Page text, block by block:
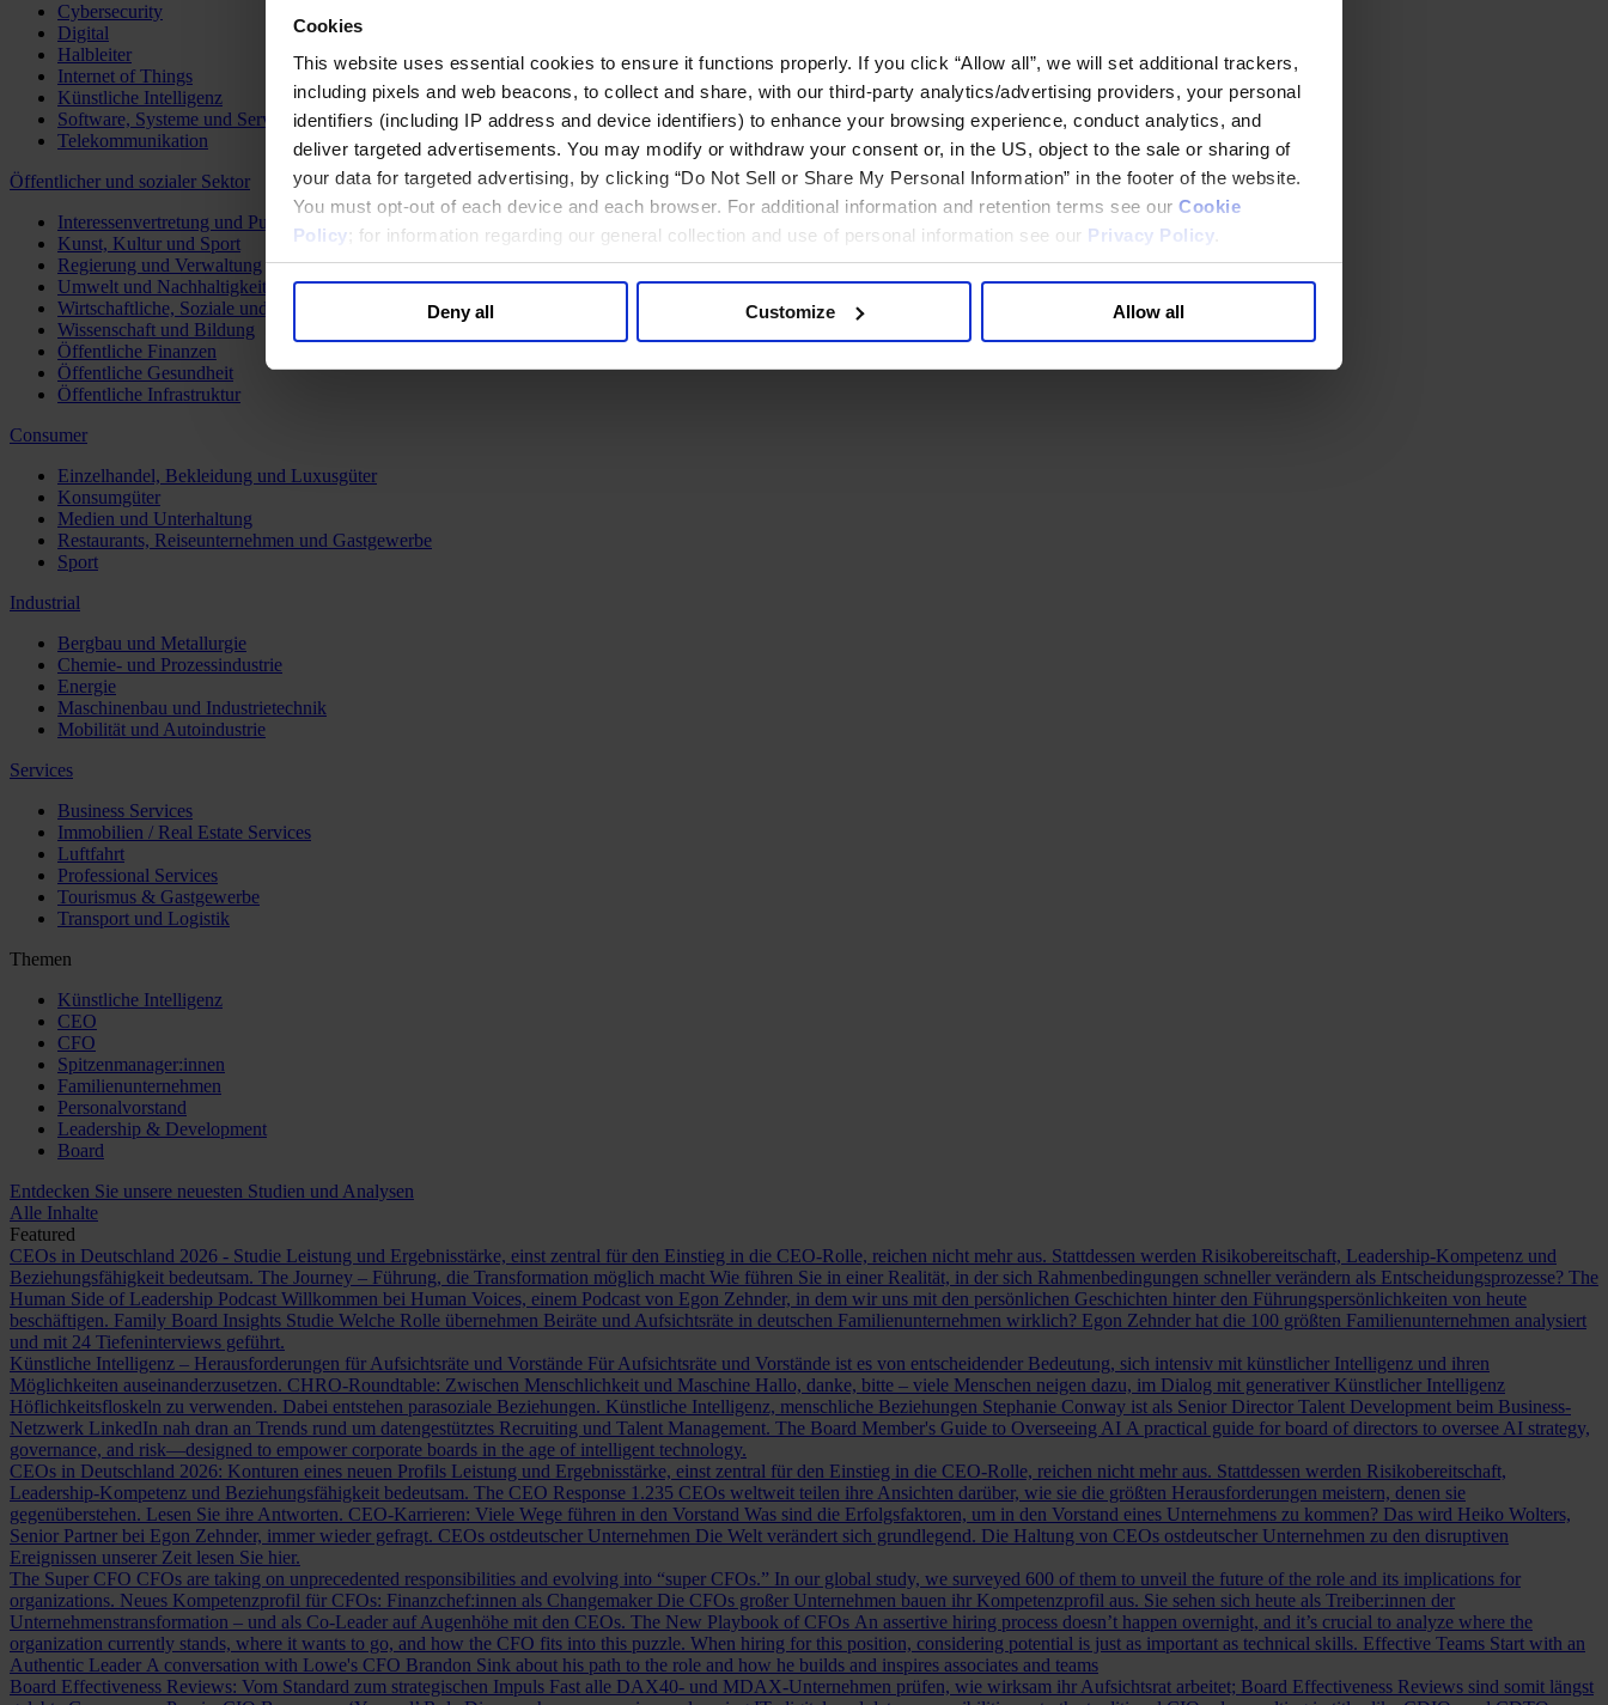
Cookies
This website uses essential cookies to ensure it functions properly. If you click “Allow all”, we will set additional trackers,
including pixels and web beacons, to collect and share, with our third-party analytics/advertising providers, your personal
identifiers (including IP address and device identifiers) to enhance your browsing experience, conduct analytics, and
deliver targeted advertisements. You may modify or withdraw your consent or, in the US, object to the sale or sharing of
your data for targeted advertising, by clicking “Do Not Sell or Share My Personal Information” in the footer of the website.
You must opt-out of each device and each browser. For additional information and retention terms see our Cookie
Policy; for information regarding our general collection and use of personal information see our Privacy Policy
Deny all Customize Allow all
Cybersecurity
Digital
Halbleiter
Internet of Things
Künstliche Intelligenz
Software, Systeme und Services
Telekommunikation
Öffentlicher und sozialer Sektor
Interessenvertretung und Public Affairs
Kunst, Kultur und Sport
Regierung und Verwaltung
Umwelt und Nachhaltigkeit
Wirtschaftliche, Soziale und Humanitäre Entwicklung
Wissenschaft und Bildung
Öffentliche Finanzen
Öffentliche Gesundheit
Öffentliche Infrastruktur
Consumer
Einzelhandel, Bekleidung und Luxusgüter
Konsumgüter
Medien und Unterhaltung
Restaurants, Reiseunternehmen und Gastgewerbe
Sport
Industrial
Bergbau und Metallurgie
Chemie- und Prozessindustrie
Energie
Maschinenbau und Industrietechnik
Mobilität und Autoindustrie
Services
Business Services
Immobilien / Real Estate Services
Luftfahrt
Professional Services
Tourismus & Gastgewerbe
Transport und Logistik
Themen
Künstliche Intelligenz
CEO
CFO
Spitzenmanager:innen
Familienunternehmen
Personalvorstand
Leadership & Development
Board
Entdecken Sie unsere neuesten Studien und Analysen
Alle Inhalte
Featured
CEOs in Deutschland 2026 - Studie Leistung und Ergebnisstärke, einst zentral für den Einstieg in die CEO-Rolle, reichen nicht mehr aus. Stattdessen werden Risikobereitschaft, Leadership-Kompetenz und
Beziehungsfähigkeit bedeutsam. The Journey – Führung, die Transformation möglich macht Wie führen Sie in einer Realität, in der sich Rahmenbedingungen schneller verändern als Entscheidungsprozesse? The
Human Side of Leadership Podcast Willkommen bei Human Voices, einem Podcast von Egon Zehnder, in dem wir uns mit den persönlichen Geschichten hinter den Führungspersönlichkeiten von heute
beschäftigen. Family Board Insights Studie Welche Rolle übernehmen Beiräte und Aufsichtsräte in deutschen Familienunternehmen wirklich? Egon Zehnder hat die 100 größten Familienunternehmen analysiert
und mit 24 Tiefeninterviews geführt.
Künstliche Intelligenz – Herausforderungen für Aufsichtsräte und Vorstände Für Aufsichtsräte und Vorstände ist es von entscheidender Bedeutung, sich intensiv mit künstlicher Intelligenz und ihren
Möglichkeiten auseinanderzusetzen. CHRO-Roundtable: Zwischen Menschlichkeit und Maschine Hallo, danke, bitte – viele Menschen neigen dazu, im Dialog mit generativer Künstlicher Intelligenz
Höflichkeitsfloskeln zu verwenden. Dabei entstehen parasoziale Beziehungen. Künstliche Intelligenz, menschliche Beziehungen Stephanie Conway ist als Senior Director Talent Development beim Business-
Netzwerk LinkedIn nah dran an Trends rund um datengestütztes Recruiting und Talent Management. The Board Member's Guide to Overseeing AI A practical guide for board of directors to oversee AI strategy,
governance, and risk—designed to empower corporate boards in the age of intelligent technology.
CEOs in Deutschland 2026: Konturen eines neuen Profils Leistung und Ergebnisstärke, einst zentral für den Einstieg in die CEO-Rolle, reichen nicht mehr aus. Stattdessen werden Risikobereitschaft,
Leadership-Kompetenz und Beziehungsfähigkeit bedeutsam. The CEO Response 1.235 CEOs weltweit teilen ihre Ansichten darüber, wie sie die größten Herausforderungen meistern, denen sie
gegenüberstehen. Lesen Sie ihre Antworten. CEO-Karrieren: Viele Wege führen in den Vorstand Was sind die Erfolgsfaktoren, um in den Vorstand eines Unternehmens zu kommen? Das wird Heiko Wolters,
Senior Partner bei Egon Zehnder, immer wieder gefragt. CEOs ostdeutscher Unternehmen Die Welt verändert sich grundlegend. Die Haltung von CEOs ostdeutscher Unternehmen zu den disruptiven
Ereignissen unserer Zeit lesen Sie hier.
The Super CFO CFOs are taking on unprecedented responsibilities and evolving into “super CFOs.” In our global study, we surveyed 600 of them to unveil the future of the role and its implications for
organizations. Neues Kompetenzprofil für CFOs: Finanzchef:innen als Changemaker Die CFOs großer Unternehmen bauen ihr Kompetenzprofil aus. Sie sehen sich heute als Treiber:innen der
Unternehmenstransformation – und als Co-Leader auf Augenhöhe mit den CEOs. The New Playbook of CFOs An assertive hiring process doesn’t happen overnight, and it’s crucial to analyze where the
organization currently stands, where it wants to go, and how the CFO fits into this puzzle. When hiring for this position, considering potential is just as important as technical skills. Effective Teams Start with an
Authentic Leader A conversation with Lowe's CFO Brandon Sink about his path to the role and how he builds and inspires associates and teams
Board Effectiveness Reviews: Vom Standard zum strategischen Impuls Fast alle DAX40- und MDAX-Unternehmen prüfen, wie wirksam ihr Aufsichtsrat arbeitet; Board Effectiveness Reviews sind somit längst